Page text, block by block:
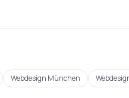
Webdesign München